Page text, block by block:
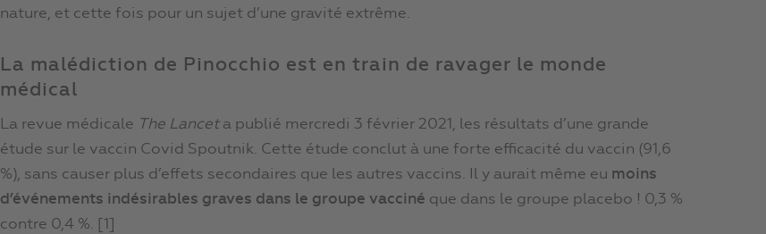
nature, et cette fois pour un sujet d’une gravité extrême.
La malédiction de Pinocchio est en train de ravager le monde
médical
La revue médicale The Lanceta publié mercredi 3 février 2021, les résultats d’une grande
étude sur le vaccin Covid Spoutnik. Cette étude conclut à une forte efficacité du vaccin (91,6
%), sans causer plus d’effets secondaires que les autres vaccins. Il y aurait même eu moins
d’événements indésirables graves dans le groupe vacciné que dans le groupe placebo ! 0,3 %
contre 0,4 %. [1]